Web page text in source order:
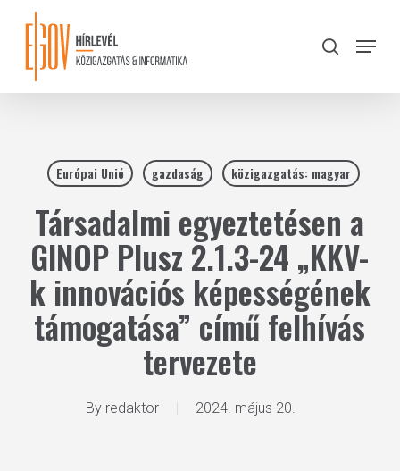
content
search
Menu
Európai Unió gazdaság közigazgatás: magyar
Társadalmi egyeztetésen a
GINOP Plusz 2.1.3-24 „KKV-
k innovációs képességének
támogatása” című felhívás
tervezete
By redaktor 2024. május 20.
Close